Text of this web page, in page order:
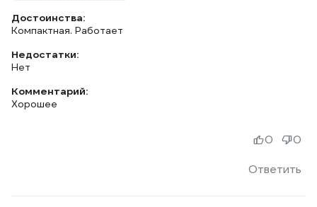
Достоинства:
Компактная. Работает
Недостатки:
Нет
Комментарий:
Хорошее
Ответить
0 0